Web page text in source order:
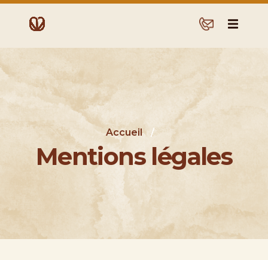
Accueil /
Mentions légales